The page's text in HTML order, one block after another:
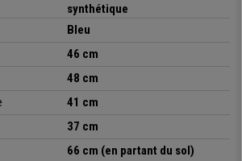
De plus,
elle possède des
par ses matériaux de qualité
sa résistance et stabilité. Le rembourrage de
tapissé en cuir synthétique de qualité
couleurs. De cette manière, vous pourrez
synthétique
Bleu
46 cm
48 cm
41 cm
37 cm
66 cm (en partant du sol)